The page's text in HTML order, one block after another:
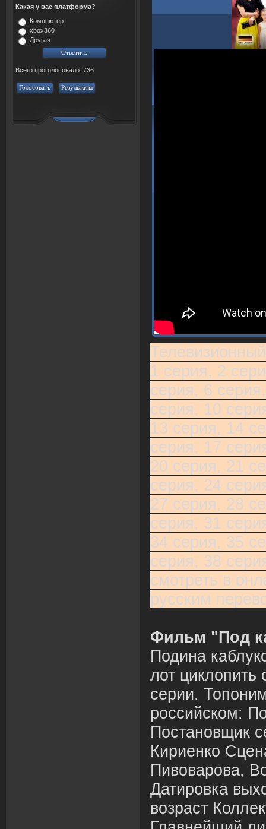
Какая у вас платформа?
Компьютер
xbox360
Другая
Всего проголосовало: 736
Голосовать Результаты
1 серия, 2
серия, 6
серия, 10
13 серия, 14
серия, 17
20 серия, 21
серия, 24
27 серия, 28
серия, 31
34 серия, 35
серия, 38
смотреть в
русским
Фильм "Под
Подина
лот циклопить
серии.
российском:
Постановщик
Кириенко
Пивоварова,
Датировка
возраст